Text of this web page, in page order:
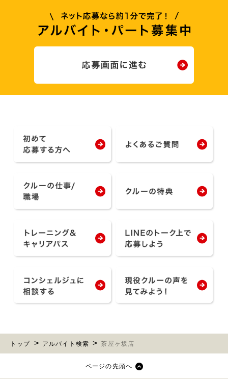
トップ アルバイト検索 茶屋ヶ坂店
ページの先頭へ